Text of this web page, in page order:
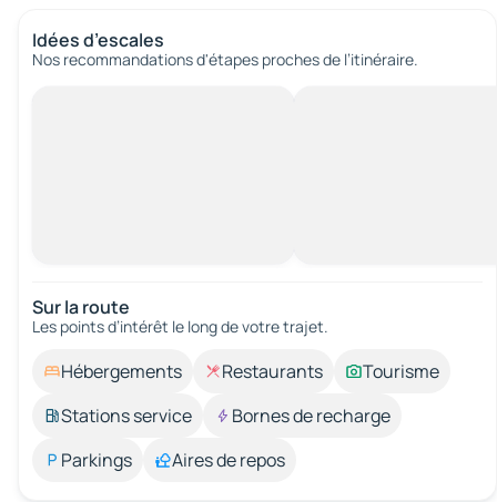
Idées d’escales
Nos recommandations d'étapes proches de l’itinéraire.
Sur la route
Les points d’intérêt le long de votre trajet.
Hébergements Restaurants
Tourisme
Stations service
Bornes de recharge
Parkings
Aires de repos